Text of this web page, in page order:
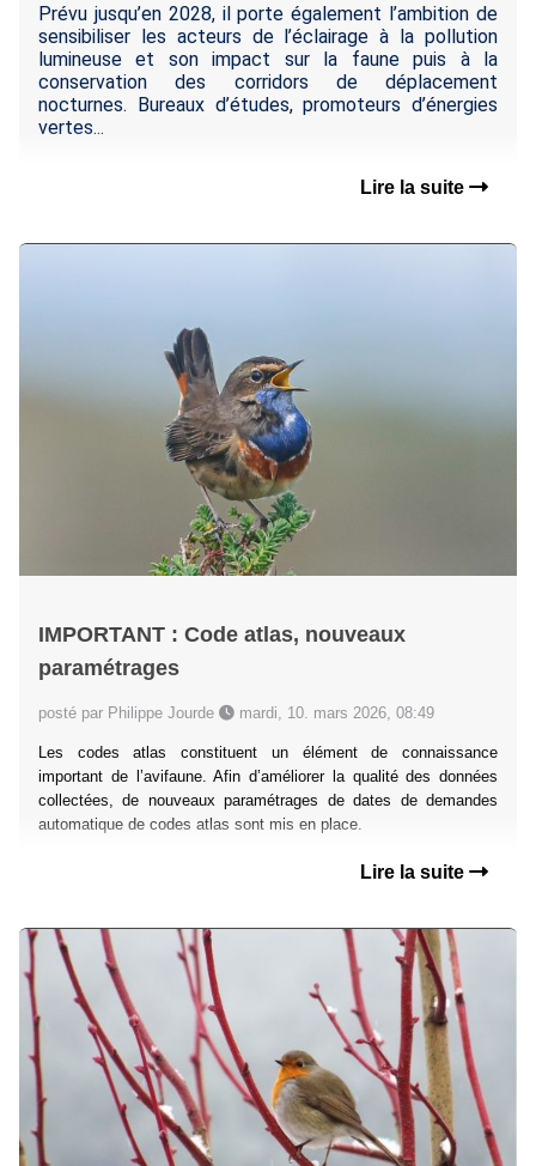
Prévu jusqu’en 2028, il porte également l’ambition de
sensibiliser les acteurs de l’éclairage à la pollution
lumineuse et son impact sur la faune puis à la
conservation des corridors de déplacement
nocturnes. Bureaux d’études, promoteurs d’énergies
vertes...
Lire la suite
IMPORTANT : Code atlas, nouveaux
paramétrages
posté par Philippe Jourde mardi, 10. mars 2026, 08:49
Les codes atlas constituent un élément de connaissance
important de l’avifaune. Afin d’améliorer la qualité des données
collectées, de nouveaux paramétrages de dates de demandes
automatique de codes atlas sont mis en place.
Lire la suite